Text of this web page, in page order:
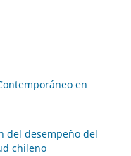
en
del desempeño del
chileno